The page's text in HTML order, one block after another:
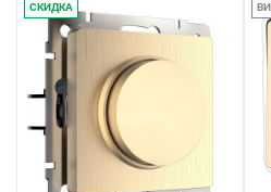
СКИДКА